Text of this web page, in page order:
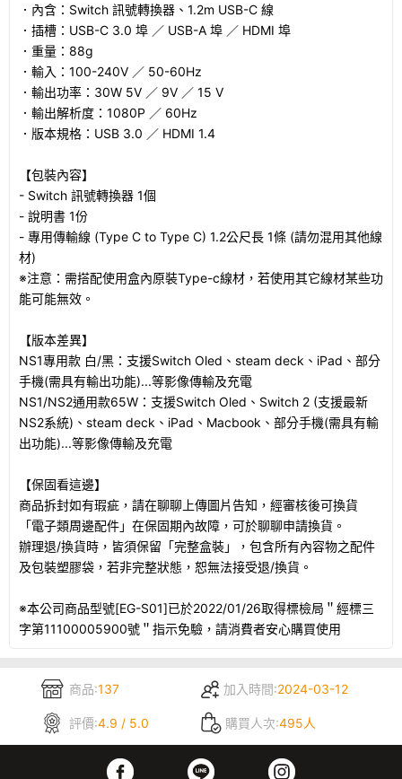
．內含：Switch 訊號轉換器、1.2m USB-C 線
．插槽：USB-C 3.0 埠 ／ USB-A 埠 ／ HDMI 埠
．重量：88g
．輸入：100-240V ／ 50-60Hz
．輸出功率：30W 5V ／ 9V ／ 15 V
．輸出解析度：1080P ／ 60Hz
．版本規格：USB 3.0 ／ HDMI 1.4
【包裝內容】
- Switch 訊號轉換器 1個
- 說明書 1份
- 專用傳輸線 (Type C to Type C) 1.2公尺長 1條 (請勿混用其他線
材)
※注意：需搭配使用盒內原裝Type-c線材，若使用其它線材某些功
能可能無效。
【版本差異】
NS1專用款 白/黑：支援Switch Oled、steam deck、iPad、部分
手機(需具有輸出功能)...等影像傳輸及充電
NS1/NS2通用款65W：支援Switch Oled、Switch 2 (支援最新
NS2系統)、steam deck、iPad、Macbook、部分手機(需具有輸
出功能)...等影像傳輸及充電
【保固看這邊】
商品拆封如有瑕疵，請在聊聊上傳圖片告知，經審核後可換貨
「電子類周邊配件」在保固期內故障，可於聊聊申請換貨。
辦理退/換貨時，皆須保留「完整盒裝」，包含所有內容物之配件
及包裝塑膠袋，若非完整狀態，恕無法接受退/換貨。
※本公司商品型號[EG-S01]已於2022/01/26取得標檢局＂經標三
字第11100005900號＂指示免驗，請消費者安心購買使用
商品:137 加入時間:2024-03-12
評價:4.9 / 5.0 購買人次:495人